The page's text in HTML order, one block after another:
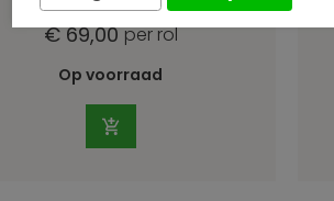
€ 69,00 per rol
Op voorraad